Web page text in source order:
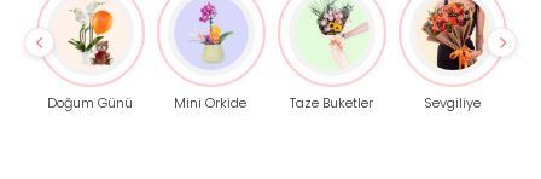
Doğum Günü Mini Orkide Taze Buketler Sevgiliye